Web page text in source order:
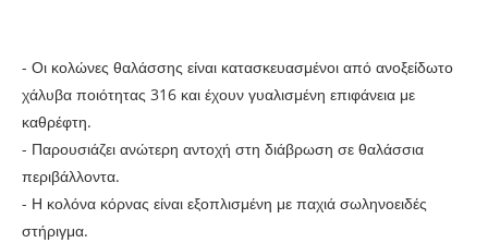
- Οι κολώνες θαλάσσης είναι κατασκευασμένοι από ανοξείδωτο
χάλυβα ποιότητας 316 και έχουν γυαλισμένη επιφάνεια με
καθρέφτη.
- Παρουσιάζει ανώτερη αντοχή στη διάβρωση σε θαλάσσια
περιβάλλοντα.
- Η κολόνα κόρνας είναι εξοπλισμένη με παχιά σωληνοειδές
στήριγμα.